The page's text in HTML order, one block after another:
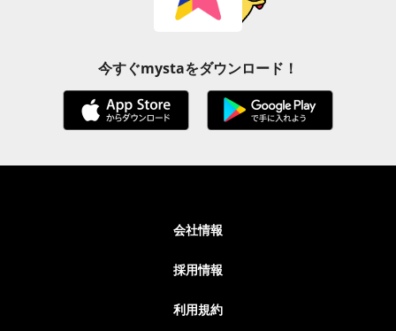
今すぐmystaをダウンロード！
会社情報
採用情報
利用規約